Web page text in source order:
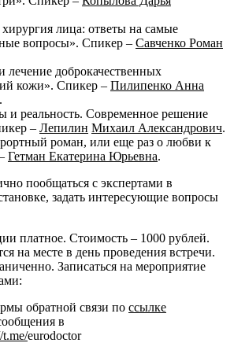
хирургия лица: ответы на самые
вопросы». Спикер – Савченко Роман
лечение доброкачественных
кожи». Спикер – Пилипенко Анна
.
и реальность. Современное решение
– Лепилин Михаил Александрович.
роман, или еще раз о любви к
Гетман Екатерина Юрьевна.
пообщаться с экспертами в
задать интересующие вопросы
платное. Стоимость – 1000 рублей.
на месте в день проведения встречи.
Записаться на мероприятие
обратной связи по ссылке
в
t.me/eurodoctor